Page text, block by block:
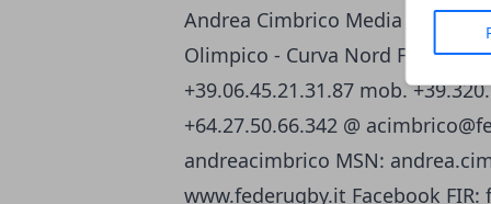
Andrea Cimbrico Media
Olimpico - Curva Nord Foro
+39.06.45.21.31.87 mob.
+64.27.50.66.342 @
andreacimbrico MSN:
www.federugby.it Facebook